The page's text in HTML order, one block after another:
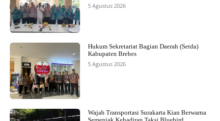
5 Agustus 2026
Hukum Sekretariat Bagian Daerah (Setda)
Kabupaten Brebes
5 Agustus 2026
Wajah Transportasi Surakarta Kian Berwarna